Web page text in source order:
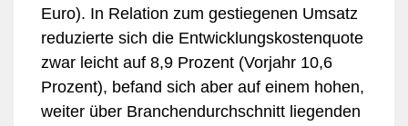
Euro). In Relation zum gestiegenen Umsatz
reduzierte sich die Entwicklungskostenquote
zwar leicht auf 8,9 Prozent (Vorjahr 10,6
Prozent), befand sich aber auf einem hohen,
weiter über Branchendurchschnitt liegenden